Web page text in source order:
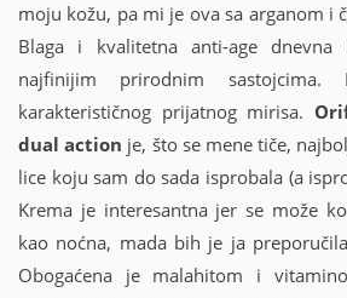
moju kožu, pa mi je ova sa arganom i
Blaga i kvalitetna anti-age dnevna
najfinijim prirodnim sastojcima.
karakterističnog prijatnog mirisa.
dual action je, što se mene tiče,
lice koju sam do sada isprobala (a
Krema je interesantna jer se može
kao noćna, mada bih je ja
Obogaćena je malahitom i